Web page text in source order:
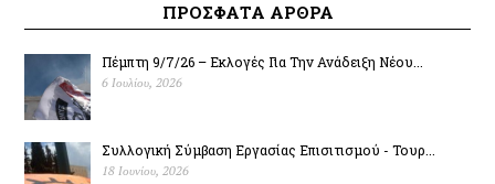
ΠΡΟΣΦΑΤΑ ΑΡΘΡΑ
Πέμπτη 9/7/26 – Εκλογές Για Την Ανάδειξη Νέου...
6 Ιουλίου, 2026
Συλλογική Σύμβαση Εργασίας Επισιτισμού - Τουρ...
18 Ιουνίου, 2026